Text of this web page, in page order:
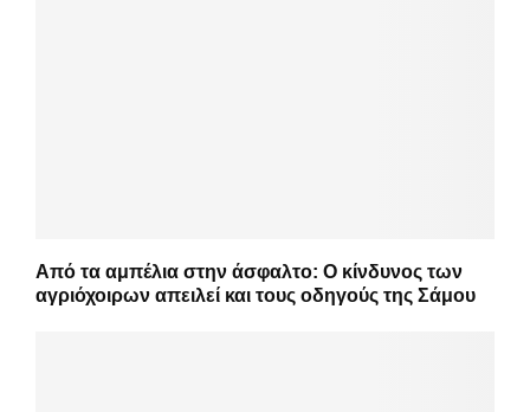
Από τα αμπέλια στην άσφαλτο: Ο κίνδυνος των
αγριόχοιρων απειλεί και τους οδηγούς της Σάμου